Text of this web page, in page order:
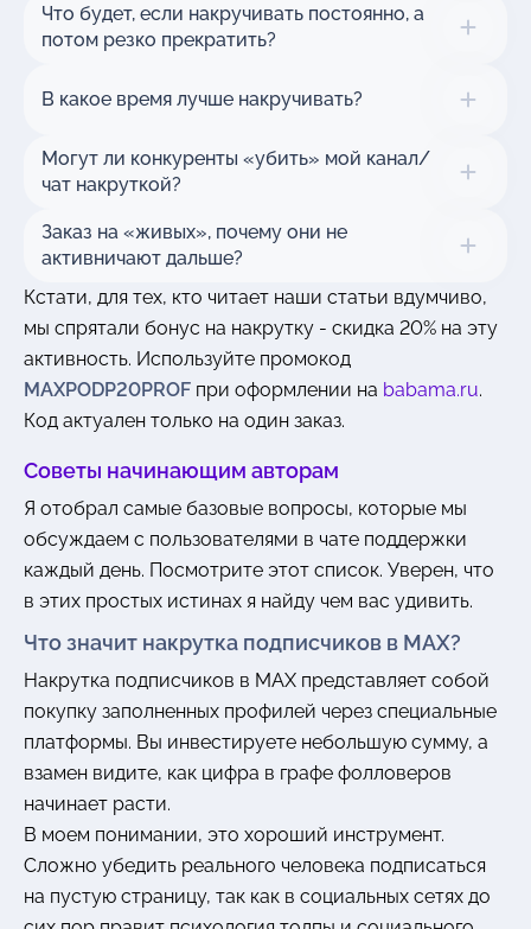
Что будет, если накручивать постоянно, а
потом резко прекратить?
В какое время лучше накручивать?
Могут ли конкуренты «убить» мой канал/
чат накруткой?
Заказ на «живых», почему они не
активничают дальше?
Кстати, для тех, кто читает наши статьи вдумчиво,
мы спрятали бонус на накрутку - скидка 20% на эту
активность. Используйте промокод
MAXPODP20PROF при оформлении на babama.ru.
Код актуален только на один заказ.
Советы начинающим авторам
Я отобрал самые базовые вопросы, которые мы
обсуждаем с пользователями в чате поддержки
каждый день. Посмотрите этот список. Уверен, что
в этих простых истинах я найду чем вас удивить.
Что значит накрутка подписчиков в MAX?
Накрутка подписчиков в MAX представляет собой
покупку заполненных профилей через специальные
платформы. Вы инвестируете небольшую сумму, а
взамен видите, как цифра в графе фолловеров
начинает расти.
В моем понимании, это хороший инструмент.
Сложно убедить реального человека подписаться
на пустую страницу, так как в социальных сетях до